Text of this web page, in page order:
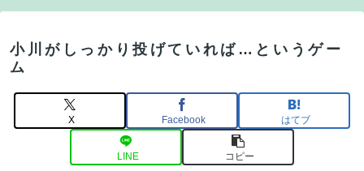
小川がしっかり投げていれば…というゲー
ム
X Facebook はてブ
LINE コピー